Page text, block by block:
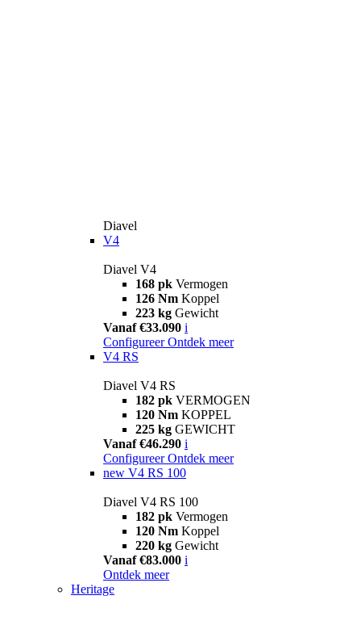
Diavel
V4
Diavel V4
168 pk Vermogen
126 Nm Koppel
223 kg Gewicht
Vanaf €33.090 i
Configureer Ontdek meer
V4 RS
Diavel V4 RS
182 pk VERMOGEN
120 Nm KOPPEL
225 kg GEWICHT
Vanaf €46.290 i
Configureer Ontdek meer
new V4 RS 100
Diavel V4 RS 100
182 pk Vermogen
120 Nm Koppel
220 kg Gewicht
Vanaf €83.000 i
Ontdek meer
Heritage